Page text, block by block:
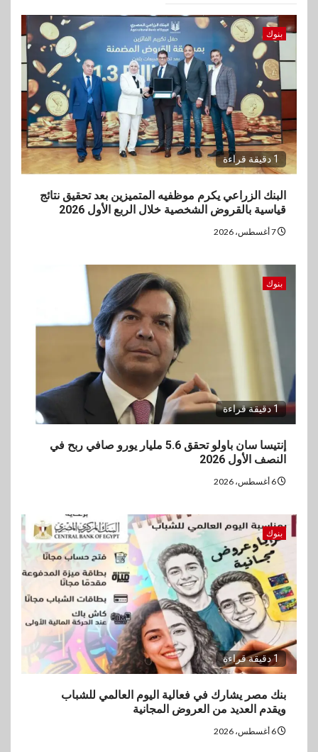
بنوك
1 دقيقة قراءة
البنك الزراعي يكرم موظفيه المتميزين بعد تحقيق نتائج
قياسية بالقروض الشخصية خلال الربع الأول 2026
بنوك
1 دقيقة قراءة
إنتيسا سان باولو تحقق 5.6 مليار يورو صافي ربح في
النصف الأول 2026
بنوك
1 دقيقة قراءة
بنك مصر يشارك في فعالية اليوم العالمي للشباب
ويقدم العديد من العروض المجانية